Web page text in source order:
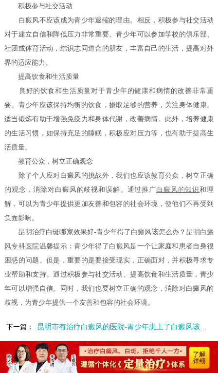
积极参与社交活动
白癜风不应该成为青少年退缩的理由。相反，积极参与社交活动
对于建立自信和降低压力非常重要。青少年可以参加学校的俱乐部、
社团或体育活动，结识志同道合的朋友，丰富自己的生活，提高对外
界的适应能力。
提高饮食和生活质量
良好的饮食和生活质量对于青少年的健康和病情的改善非常重
要。青少年应该保持均衡的饮食，摄取足够的营养，关注身体健康。
适当锻炼有助于增强免疫力和身体代谢，改善病情。此外，培养健康
的生活习惯，如保持充足的睡眠，积极应对压力等，也有助于提高生
活质量。
教育公众，树立正确观念
除了个人应对白癜风的挑战外，我们也应该教育公众，树立正确
的观念，消除对白癜风的歧视和误解。通过推广白癜风的知识和理
解，可以为青少年提供更加友善和包容的社会环境，使他们不再受到
负面影响。
昆明治疗白斑哪家效果好-青少年得了白癜风该怎么办？ 昆明白癜
风专科医院温馨提示：青少年得了白癜风是一个让家庭和患者自身很
困惑的问题。但是，重要的是要接受现实，正确面对，并积极寻求专
业帮助和支持。通过积极参与社交活动、提高饮食和生活质量，青少
年可以增强自信。同时，我们也要树立正确的观念，消除对白癜风的
歧视，为青少年提供一个友善和包容的社会环境。
下一篇： 昆明市有治疗白癜风的医院-青少年患上了白癜风该如何应对呢